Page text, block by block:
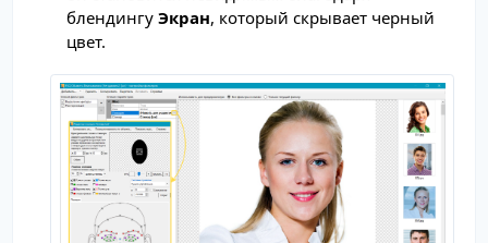
блендингу Экран, который скрывает черный
цвет.